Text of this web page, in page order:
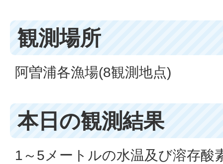
観測場所
阿曽浦各漁場(8観測地点)
本日の観測結果
1～5メートルの水温及び溶存酸